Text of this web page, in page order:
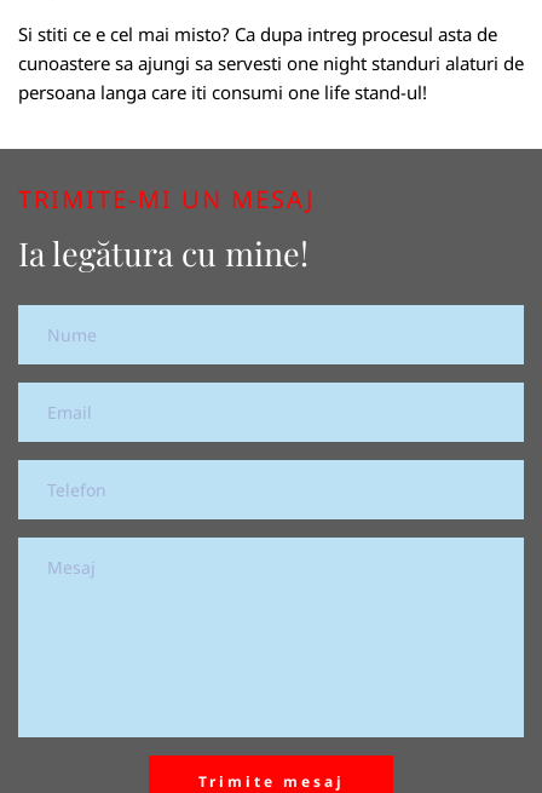
Si stiti ce e cel mai misto? Ca dupa intreg procesul asta de
cunoastere sa ajungi sa servesti one night standuri alaturi de
persoana langa care iti consumi one life stand-ul!
TRIMITE-MI UN MESAJ
Ia legătura cu mine!
Trimite mesaj